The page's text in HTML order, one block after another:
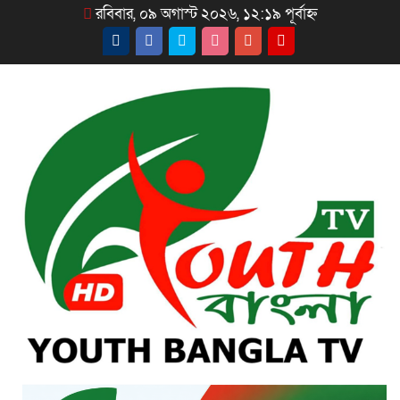
রবিবার, ০৯ অগাস্ট ২০২৬, ১২:১৯ পূর্বাহ্ন